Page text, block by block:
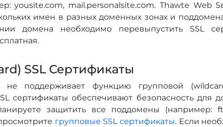
yousite.com, mail.personalsite.com. Thawte Web
имен в разных доменных зонах и
домена необходимо перевыпустить SSL
SSL Сертификаты
не поддерживает функцию групповой
сертификаты обеспечивают безопасность для
защитить все поддомены (например:
групповые SSL сертификаты. Если